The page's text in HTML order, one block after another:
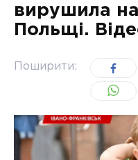
вирушила
Польщі.
Поширити: